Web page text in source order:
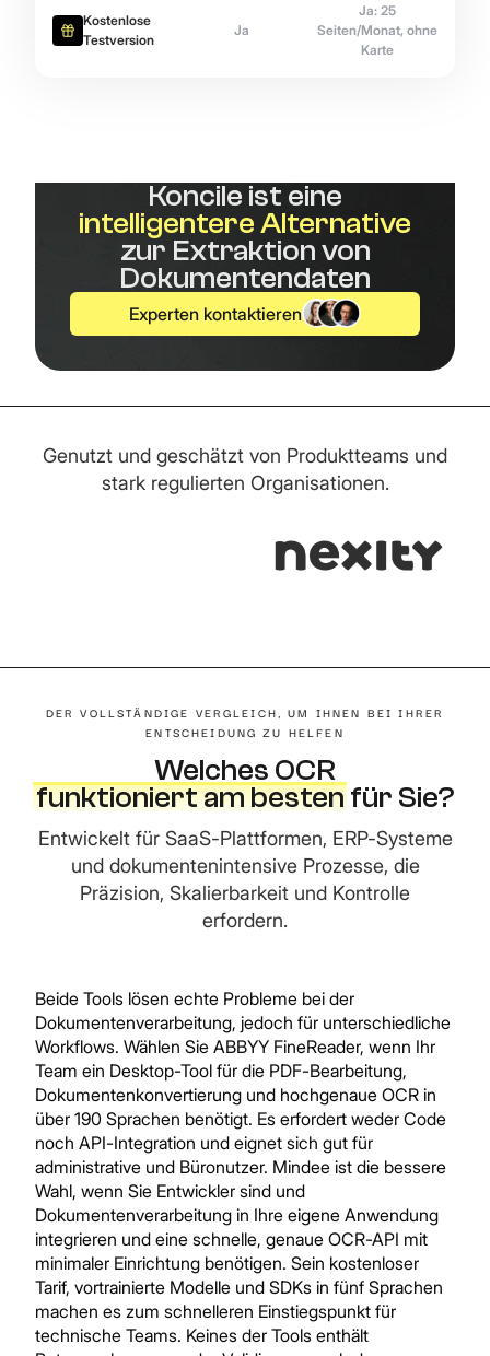
Kostenlose
Testversion
Ja
Ja: 25
Seiten/Monat, ohne
Karte
Koncile ist eine
intelligentere Alternative
zur Extraktion von
Dokumentendaten
Experten kontaktieren
Genutzt und geschätzt von Produktteams und
stark regulierten Organisationen.
DER VOLLSTÄNDIGE VERGLEICH, UM IHNEN BEI IHRER
ENTSCHEIDUNG ZU HELFEN
Welches OCR
funktioniert am bestenfür Sie?
Entwickelt für SaaS-Plattformen, ERP-Systeme
und dokumentenintensive Prozesse, die
Präzision, Skalierbarkeit und Kontrolle
erfordern.
Beide Tools lösen echte Probleme bei der
Dokumentenverarbeitung, jedoch für unterschiedliche
Workflows. Wählen Sie ABBYY FineReader, wenn Ihr
Team ein Desktop-Tool für die PDF-Bearbeitung,
Dokumentenkonvertierung und hochgenaue OCR in
über 190 Sprachen benötigt. Es erfordert weder Code
noch API-Integration und eignet sich gut für
administrative und Büronutzer. Mindee ist die bessere
Wahl, wenn Sie Entwickler sind und
Dokumentenverarbeitung in Ihre eigene Anwendung
integrieren und eine schnelle, genaue OCR-API mit
minimaler Einrichtung benötigen. Sein kostenloser
Tarif, vortrainierte Modelle und SDKs in fünf Sprachen
machen es zum schnelleren Einstiegspunkt für
technische Teams. Keines der Tools enthält